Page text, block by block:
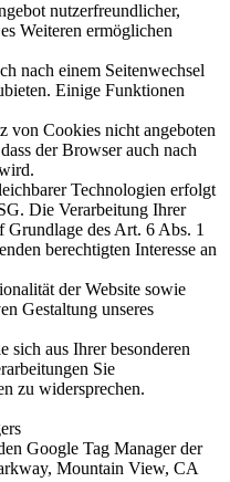
nutzerfreundlicher,
Weiteren ermöglichen
nach einem Seitenwechsel
Einige Funktionen
von Cookies nicht angeboten
der Browser auch nach
Technologien erfolgt
Die Verarbeitung Ihrer
Grundlage des Art. 6 Abs. 1
berechtigten Interesse an
der Website sowie
Gestaltung unseres
sich aus Ihrer besonderen
Sie
zu widersprechen.
Google Tag Manager der
Mountain View, CA